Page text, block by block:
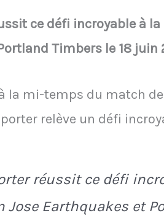
ce défi incroyable à
Timbers le 18 juin
la mi-temps du match
relève un défi
réussit ce défi
Jose Earthquakes et